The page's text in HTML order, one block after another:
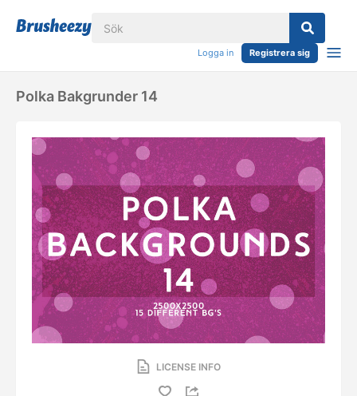
Logga in Registrera sig
Polka Bakgrunder 14
LICENSE INFO